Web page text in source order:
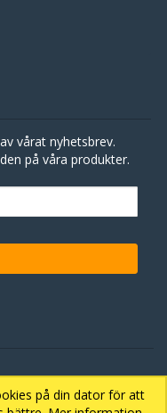
på din dator för att
vårat nyhetsbrev.
på våra produkter.